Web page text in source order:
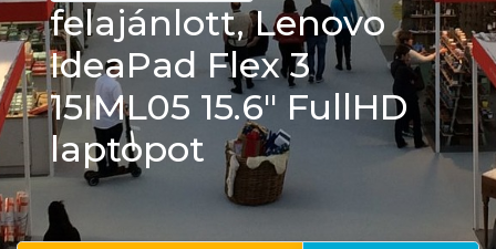
felajánlott, Lenovo
IdeaPad Flex 3
15IML05 15.6" FullHD
laptopot